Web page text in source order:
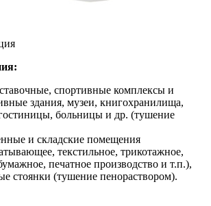
спортивные комплексы и
здания, музеи, книгохранилища,
больницы и др. (тушение
и складские помещения
текстильное, трикотажное,
печатное производство и т.п.),
стоянки (тушение пенораствором).